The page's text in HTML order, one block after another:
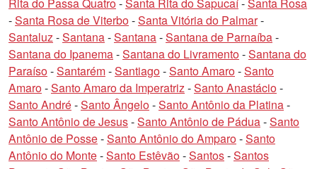
Rita do Passa Quatro-Santa Rita do Sapucaí-Santa Rosa
-Santa Rosa de Viterbo-Santa Vitória do Palmar-
Santaluz-Santana-Santana-Santana de Parnaíba-
Santana do Ipanema-Santana do Livramento-Santana do
Paraíso-Santarém-Santiago-Santo Amaro-Santo
Amaro-Santo Amaro da Imperatriz-Santo Anastácio-
Santo André-Santo Ângelo-Santo Antônio da Platina-
Santo Antônio de Jesus-Santo Antônio de Pádua-Santo
Antônio de Posse-Santo Antônio do Amparo-Santo
Antônio do Monte-Santo Estêvão-Santos-Santos